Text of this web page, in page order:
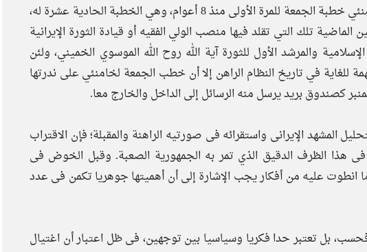
ألقى اليوم الجمعة المرشد الإيراني آية الله علي خامنئي خطبة الجمعة للمرة الأولى منذ 8 أعوام، وهي الخطبة الحادية عشرة له،
الماضية تلك التي تقلد فيها منصب الولي الفقيه أو قيادة الثورة الإيرانية
الإسلامية والمرشد الأول للثورة آية الله روح الله الموسوي الخميني، ولئن
في تاريخ النظام الراهن إلا أن خطب الجمعة لخامنئي على ندرتها
كصندوق بريد يرسل منه الرسائل إلى الداخل والخارج معا.
المشهد الإيرانى واستقرائه فى صورتيه الراهنة والمقبلة؛ فإن الاقتراب
هذا الظرف الدقيق الذي تمر به الجمهورية الصعبة. وقبل الخوض فى
عليه من أفكار يجب الإشارة إلى أن أهميتها جوهريا تكمن فى عدد
بل تعتبر حدا فكريا وسياسيا بين توجهين، فى ظل اعتبار أن اغتيال